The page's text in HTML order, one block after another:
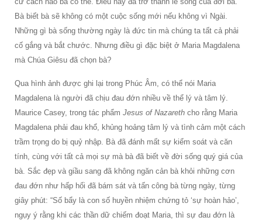
Bà biết bà sẽ không có một cuộc sống mới nếu không vì Ngài.
Những gì bà sống thường ngày là đức tin mà chúng ta tất cả phải
cố gắng và bắt chước. Nhưng điều gì đặc biệt ở Maria Magdalena
mà Chúa Giêsu đã chọn bà?
Qua hình ảnh được ghi lại trong Phúc Âm, có thể nói Maria
Magdalena là người đã chịu đau đớn nhiều về thể lý và tâm lý.
Maurice Casey, trong tác phẩm Jesus of Nazareth cho rằng Maria
Magdalena phải đau khổ, khủng hoảng tâm lý và tình cảm một cách
trầm trọng do bị quỷ nhập. Bà đã đánh mất sự kiểm soát và căn
tính, cùng với tất cả mọi sự mà bà đã biết về đời sống quý giá của
bà. Sắc đẹp và giầu sang đã không ngăn cản bà khỏi những cơn
đau đớn như hấp hối đã bám sát và tấn công bà từng ngày, từng
giây phút: “Số bẩy là con số huyền nhiệm chứng tỏ ‘sự hoàn hảo’,
ngụy ý rằng khi các thần dữ chiếm đoạt Maria, thì sự đau đớn là